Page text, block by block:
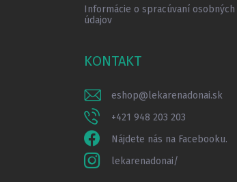
Informácie o spracúvaní osobných
údajov
KONTAKT
eshop@lekarenadonai.sk
+421 948 203 203
Nájdete nás na Facebooku.
lekarenadonai/